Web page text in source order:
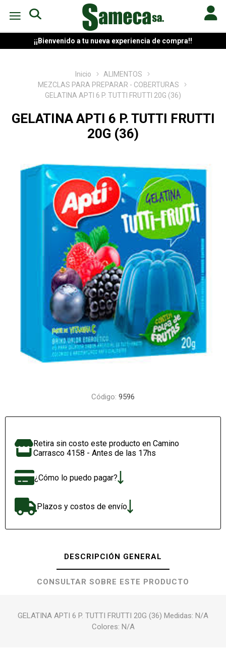
¡¡Bienvenido a tu nueva experiencia de compra!!
Inicio
ALIMENTOS
MEZCLAS PARA PREPARAR - COBERTURAS
GELATINA APTI 6 P. TUTTI FRUTTI 20G (36)
GELATINA APTI 6 P. TUTTI FRUTTI
20G (36)
Código: 9596
Retira sin costo este producto en Camino
Carrasco 4158 - Antes de las 17hs
¿Cómo lo puedo pagar?
Plazos y costos de envío
DESCRIPCIÓN GENERAL
CONSULTAR SOBRE ESTE PRODUCTO
GELATINA APTI 6 P. TUTTI FRUTTI 20G (36) Medidas: N/A
Colores: N/A